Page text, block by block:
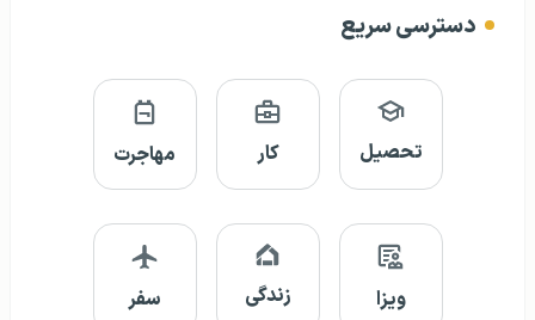
دسترسی سریع
تحصیل کار مهاجرت
ویزا زندگی سفر